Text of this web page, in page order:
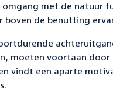
met de natuur
de benutting
moeten voortaan
vindt een aparte